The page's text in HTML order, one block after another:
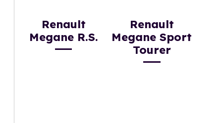
Renault
Megane R.S.
Renault
Megane Sport
Tourer